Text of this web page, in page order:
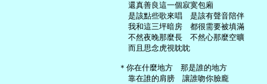
     還真善良這一個寂寞包廂
     是該點些歌來唱　是該有聲音陪伴
     我和這三坪暗房　都很需要被填滿
     不然夜晚那麼長　不然心那麼空曠
     而且思念虎視眈眈
   ＊你在什麼地方　那是誰的地方
     靠在誰的肩膀　讓誰吻你臉龐